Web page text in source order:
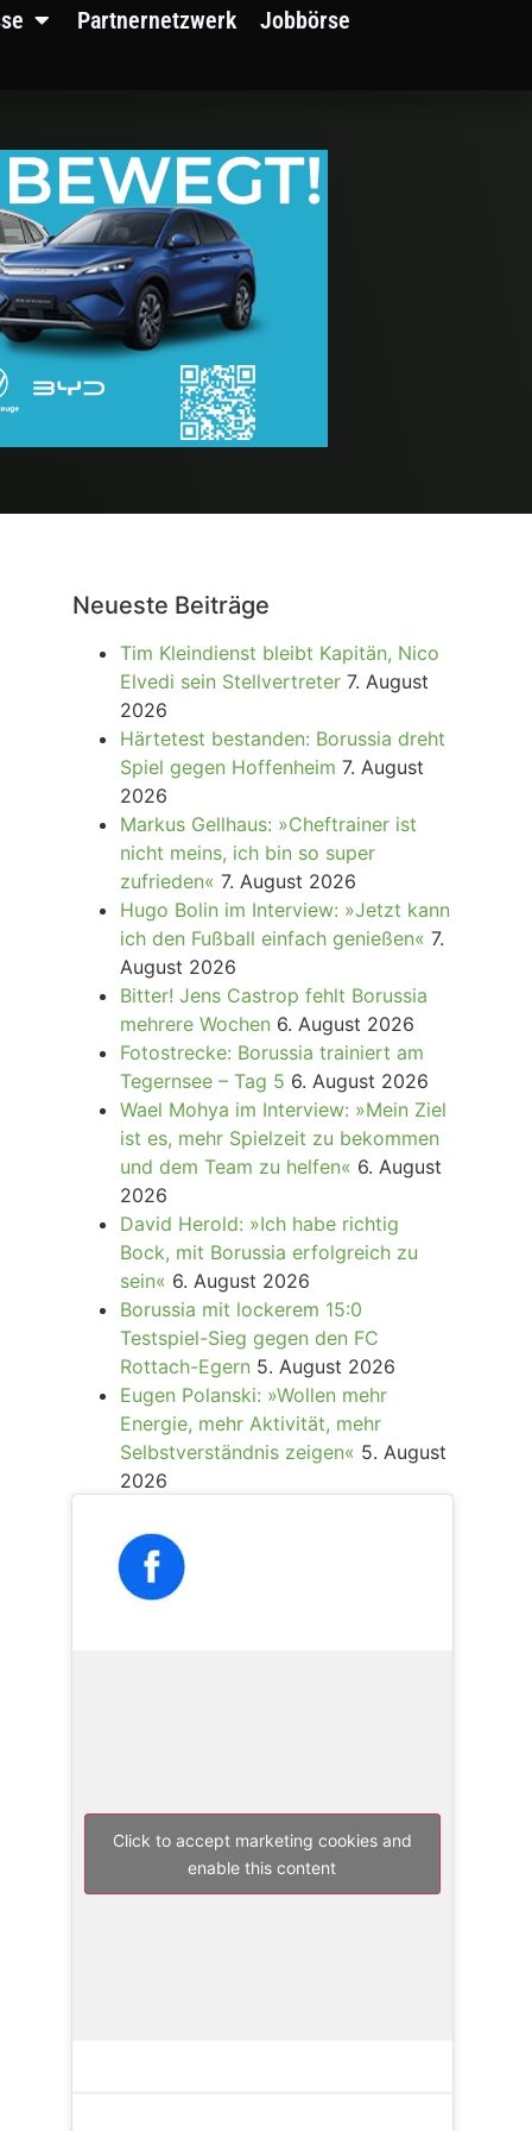
Partnernetzwerk Jobbörse
Neueste Beiträge
Tim Kleindienst bleibt Kapitän, Nico
Elvedi sein Stellvertreter 7. August
2026
Härtetest bestanden: Borussia dreht
Spiel gegen Hoffenheim 7. August
2026
Markus Gellhaus: »Cheftrainer ist
nicht meins, ich bin so super
zufrieden« 7. August 2026
Hugo Bolin im Interview: »Jetzt kann
ich den Fußball einfach genießen« 7.
August 2026
Bitter! Jens Castrop fehlt Borussia
mehrere Wochen 6. August 2026
Fotostrecke: Borussia trainiert am
Tegernsee – Tag 5 6. August 2026
Wael Mohya im Interview: »Mein Ziel
ist es, mehr Spielzeit zu bekommen
und dem Team zu helfen« 6. August
2026
David Herold: »Ich habe richtig
Bock, mit Borussia erfolgreich zu
sein« 6. August 2026
Borussia mit lockerem 15:0
Testspiel-Sieg gegen den FC
Rottach-Egern 5. August 2026
Eugen Polanski: »Wollen mehr
Energie, mehr Aktivität, mehr
Selbstverständnis zeigen« 5. August
2026
Click to accept marketing cookies and
enable this content